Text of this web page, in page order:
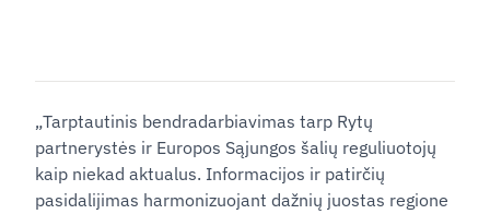
„Tarptautinis bendradarbiavimas tarp Rytų
partnerystės ir Europos Sąjungos šalių reguliuotojų
kaip niekad aktualus. Informacijos ir patirčių
pasidalijimas harmonizuojant dažnių juostas regione